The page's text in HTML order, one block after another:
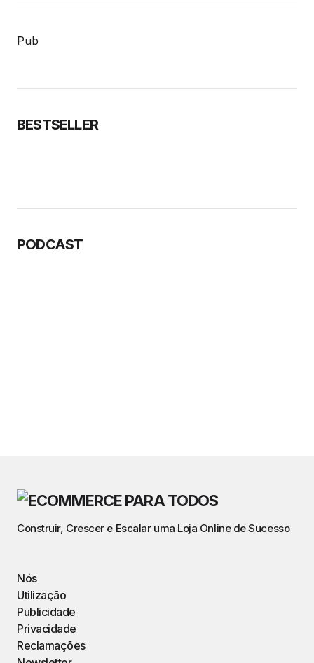
Pub
BESTSELLER
PODCAST
Construir, Crescer e Escalar uma Loja Online de Sucesso
Nós
Utilização
Publicidade
Privacidade
Reclamações